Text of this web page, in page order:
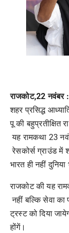
राजकोट,22नवंबर :
शहर प्रसिद्ध
पू की बहुप्रतीक्षित
यह रामकथा 23
रेसकोर्स ग्राउंड में
भारत ही नहीं
राजकोट की यह
नहीं बल्कि सेवा का
ट्रस्ट को दिया
होंगें।